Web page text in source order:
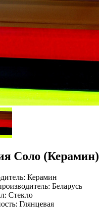
Соло (Керамин)
Керамин
Беларусь
Стекло
Глянцевая